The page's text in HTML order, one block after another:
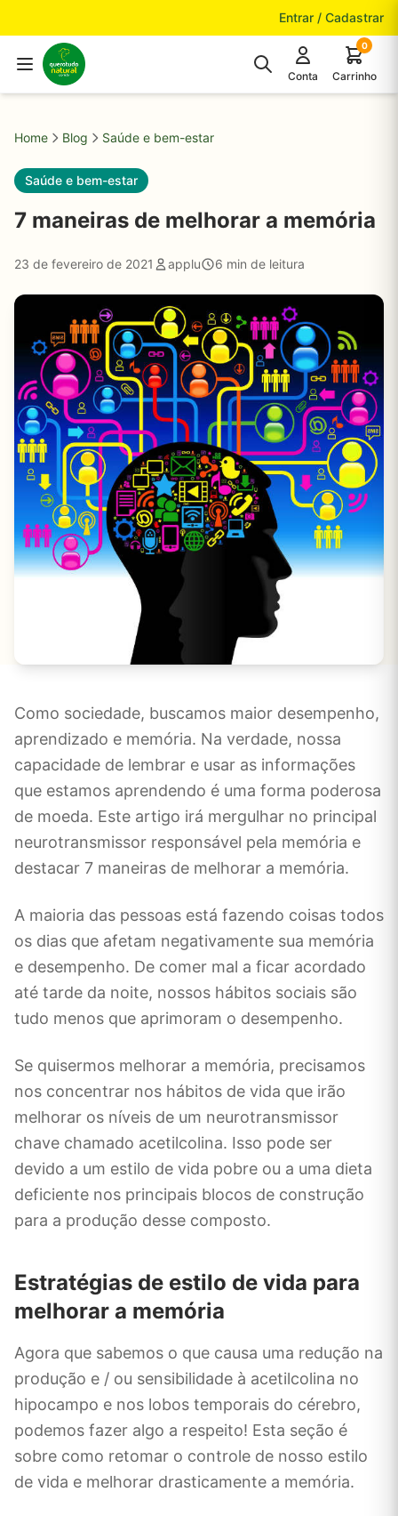
Entrar / Cadastrar
Conta
0
Carrinho
Home Blog Saúde e bem-estar
Saúde e bem-estar
7 maneiras de melhorar a memória
23 de fevereiro de 2021 applu 6 min de leitura
Como sociedade, buscamos maior desempenho,
aprendizado e memória. Na verdade, nossa
capacidade de lembrar e usar as informações
que estamos aprendendo é uma forma poderosa
de moeda. Este artigo irá mergulhar no principal
neurotransmissor responsável pela memória e
destacar 7 maneiras de melhorar a memória.
A maioria das pessoas está fazendo coisas todos
os dias que afetam negativamente sua memória
e desempenho. De comer mal a ficar acordado
até tarde da noite, nossos hábitos sociais são
tudo menos que aprimoram o desempenho.
Se quisermos melhorar a memória, precisamos
nos concentrar nos hábitos de vida que irão
melhorar os níveis de um neurotransmissor
chave chamado acetilcolina. Isso pode ser
devido a um estilo de vida pobre ou a uma dieta
deficiente nos principais blocos de construção
para a produção desse composto.
Estratégias de estilo de vida para
melhorar a memória
Agora que sabemos o que causa uma redução na
produção e / ou sensibilidade à acetilcolina no
hipocampo e nos lobos temporais do cérebro,
podemos fazer algo a respeito! Esta seção é
sobre como retomar o controle de nosso estilo
de vida e melhorar drasticamente a memória.